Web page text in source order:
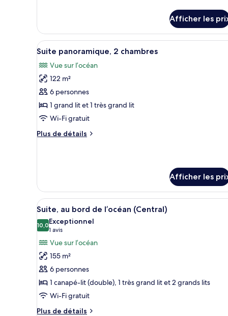
lits,
au
bord
de
l’océan
Chambre,
grands
au
bord
de
l’océan
Afficher les
Afficher
toutes
les
photos
pour
ce
type
chambre :
chambres
Une chambre d’hôtel
16
Suite panoramique, 2 chambres
Vue sur l’océan
122 m²
6 personnes
1 grand lit et 1 très grand lit
Wi-Fi gratuit
Plus de détails
Plus
2
chambres
Afficher les
Afficher
toutes
les
photos
pour
ce
type
de
chambre :
Suite,
Suite, au bord de l’océan
11
Suite, au bord de l’océan (Central)
10,010,0 sur 10
Exceptionnel
1 avis
(1 avis)
Vue sur l’océan
155 m²
6 personnes
1 canapé-lit (double), 1 très grand lit et 2 grands lits
Wi-Fi gratuit
Plus de détails
Plus